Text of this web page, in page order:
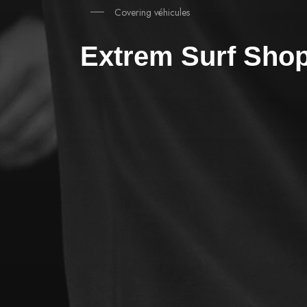
Covering véhicules
Extrem Surf